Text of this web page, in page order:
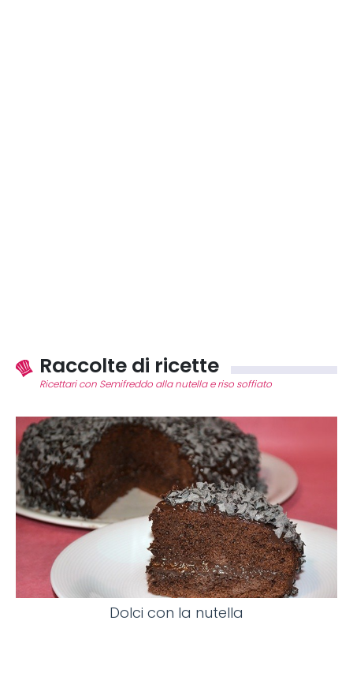
Raccolte di ricette
Ricettari con Semifreddo alla nutella e riso soffiato
Dolci con la nutella